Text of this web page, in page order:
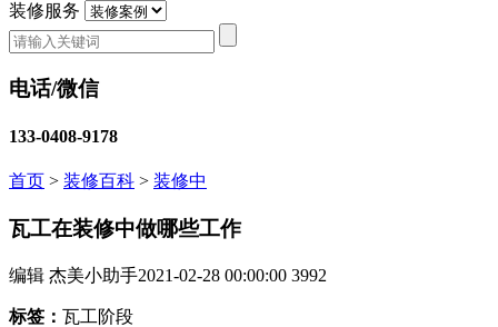
装修服务
电话/微信
133-0408-9178
首页 > 装修百科 > 装修中
瓦工在装修中做哪些工作
编辑 杰美小助手2021-02-28 00:00:00 3992
标签： 瓦工阶段